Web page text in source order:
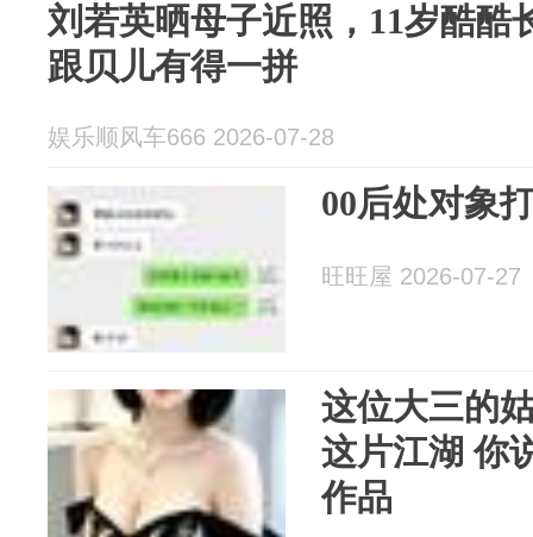
刘若英晒母子近照，11岁酷酷
跟贝儿有得一拼
娱乐顺风车666 2026-07-28
00后处对象
旺旺屋 2026-07-27
这位大三的
这片江湖 你
作品